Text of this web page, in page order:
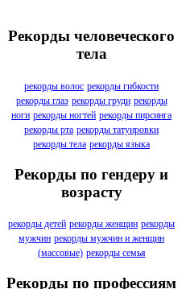
Рекорды человеческого
тела
рекорды волос рекорды гибкости
рекорды глаз рекорды груди рекорды
ноги рекорды ногтей рекорды пирсинга
рекорды рта рекорды татуировки
рекорды тела рекорды языка
Рекорды по гендеру и
возрасту
рекорды детей рекорды женщин рекорды
мужчин рекорды мужчин и женщин
(массовые) рекорды семья
Рекорды по профессиям